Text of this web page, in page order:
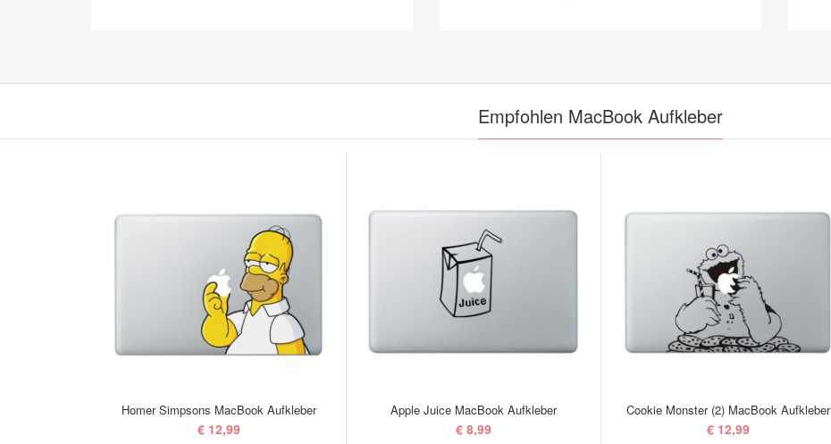
Empfohlen MacBook Aufkleber
Homer Simpsons MacBook Aufkleber
€ 12,99
Apple Juice MacBook Aufkleber
€ 8,99
Cookie Monster (2) MacBook Aufkleber
€ 12,99